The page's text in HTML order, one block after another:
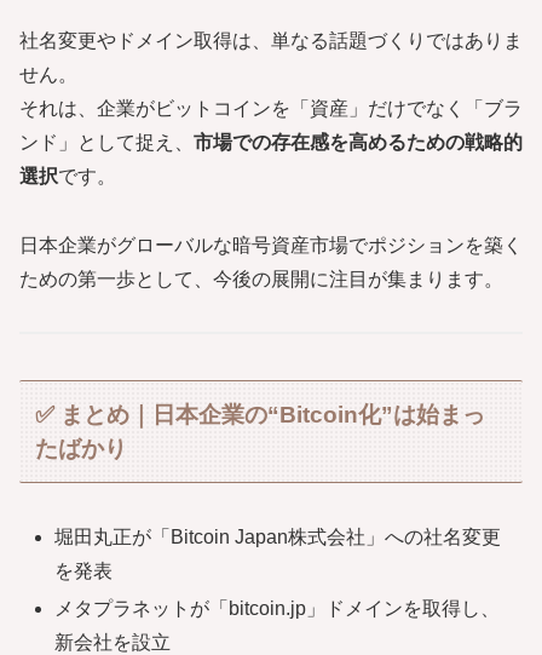
社名変更やドメイン取得は、単なる話題づくりではありま
せん。
それは、企業がビットコインを「資産」だけでなく「ブラ
ンド」として捉え、 市場での存在感を高めるための戦略的
選択です。
日本企業がグローバルな暗号資産市場でポジションを築く
ための第一歩として、今後の展開に注目が集まります。
✅ まとめ｜日本企業の“Bitcoin化”は始まっ
たばかり
堀田丸正が「Bitcoin Japan株式会社」への社名変更
を発表
メタプラネットが「bitcoin.jp」ドメインを取得し、
新会社を設立